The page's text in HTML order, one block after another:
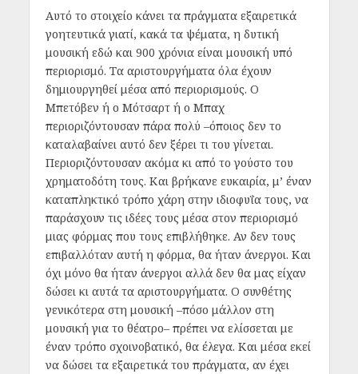
Αυτό το στοιχείο κάνει τα πράγματα εξαιρετικά
γοητευτικά γιατί, κακά τα ψέματα, η δυτική
μουσική εδώ και 900 χρόνια είναι μουσική υπό
περιορισμό. Τα αριστουργήματα όλα έχουν
δημιουργηθεί μέσα από περιορισμούς. Ο
Μπετόβεν ή ο Μότσαρτ ή ο Μπαχ
περιοριζόντουσαν πάρα πολύ –όποιος δεν το
καταλαβαίνει αυτό δεν ξέρει τι του γίνεται.
Περιοριζόντουσαν ακόμα κι από το γούστο του
χρηματοδότη τους. Και βρήκανε ευκαιρία, μ’ έναν
καταπληκτικό τρόπο χάρη στην ιδιοφυΐα τους, να
παράσχουν τις ιδέες τους μέσα στον περιορισμό
μιας φόρμας που τους επιβλήθηκε. Αν δεν τους
επιβαλλόταν αυτή η φόρμα, θα ήταν άνεργοι. Και
όχι μόνο θα ήταν άνεργοι αλλά δεν θα μας είχαν
δώσει κι αυτά τα αριστουργήματα. Ο συνθέτης
γενικότερα στη μουσική –πόσο μάλλον στη
μουσική για το θέατρο– πρέπει να ελίσσεται με
έναν τρόπο σχοινοβατικό, θα έλεγα. Και μέσα εκεί
να δώσει τα εξαιρετικά του πράγματα, αν έχει